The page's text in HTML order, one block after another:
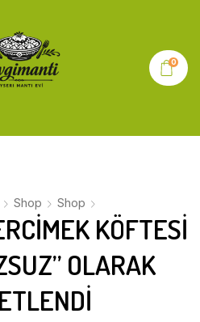
0
Shop Shop
KÖFTESİ
OLARAK